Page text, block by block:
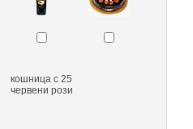
кошница с 25
червени рози